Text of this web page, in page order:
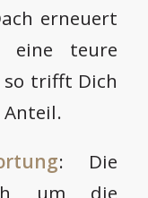
erneuert
eine teure
so trifft Dich
Anteil.
: Die